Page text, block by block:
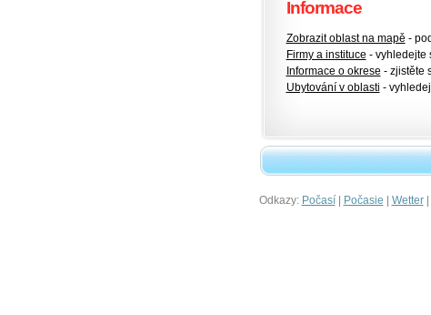
Informace
Zobrazit oblast na mapě -
Firmy a instituce - vyhledejte
Informace o okrese - zjistěte
Ubytování v oblasti -
Odkazy: Počasí| Počasie | Wetter|